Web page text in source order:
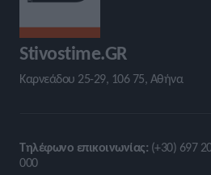
Stivostime.GR
Καρνεάδου 25-29, 106 75, Αθήνα
Τηλέφωνο επικοινωνίας: (+30) 697
000